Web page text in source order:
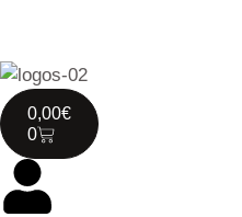
0,00€
0